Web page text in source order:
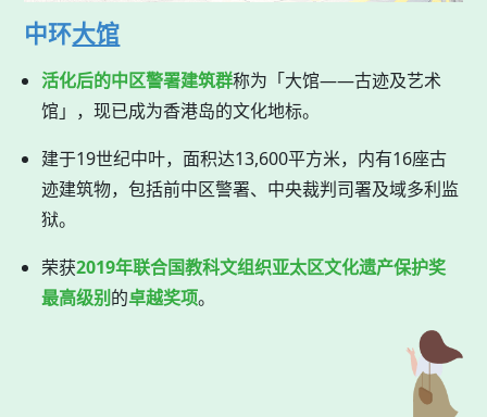
中环大馆
活化后的中区警署建筑群称为「大馆——古迹及艺术
馆」，现已成为香港岛的文化地标。
建于19世纪中叶，面积达13,600平方米，内有16座古
迹建筑物，包括前中区警署、中央裁判司署及域多利监
狱。
荣获2019年联合国教科文组织亚太区文化遗产保护奖
最高级别的卓越奖项。